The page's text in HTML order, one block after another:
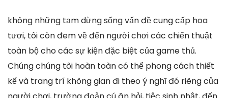
không những tạm dừng sống vấn đề cung cấp hoa
tươi, tôi còn đem về đến người chơi các chiến thuật
toàn bộ cho các sự kiện đặc biệt của game thủ.
Chúng chúng tôi hoàn toàn có thể phong cách thiết
kế và trang trí không gian đi theo ý nghĩ đó riêng của